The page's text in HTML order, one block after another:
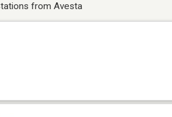
from Avesta